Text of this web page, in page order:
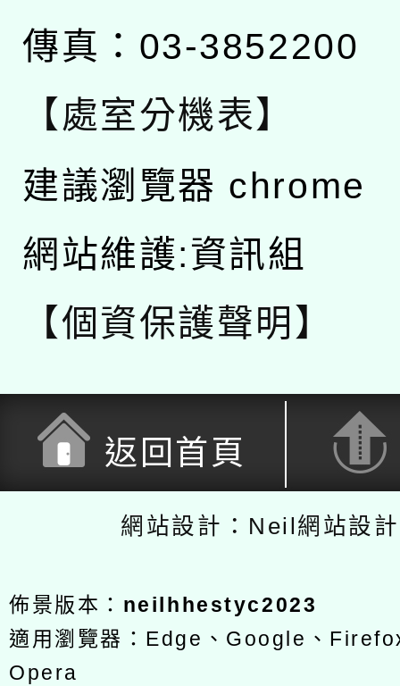
傳真：03-3852200
【處室分機表】
建議瀏覽器 chrome
網站維護:資訊組
【個資保護聲明】
返回首頁
網站設計：Neil網站設
佈景版本： neilhhestyc2023
適用瀏覽器：Edge、Google、
Opera